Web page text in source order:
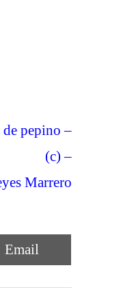
de pepino –
(c) –
Marrero
Compartir
en
Email